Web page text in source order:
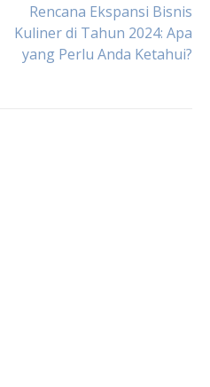
Rencana Ekspansi Bisnis
Kuliner di Tahun 2024: Apa
yang Perlu Anda Ketahui?